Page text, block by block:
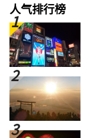
人气排行榜